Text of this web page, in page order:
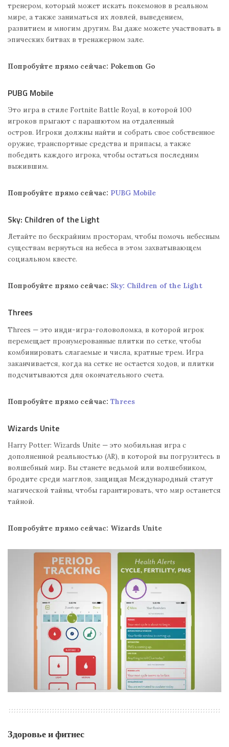
тренером, который может искать покемонов в реальном
мире, а также заниматься их ловлей, выведением,
развитием и многим другим. Вы даже можете участвовать в
эпических битвах в тренажерном зале.
Попробуйте прямо сейчас: Pokemon Go
PUBG Mobile
Это игра в стиле Fortnite Battle Royal, в которой 100
игроков прыгают с парашютом на отдаленный
остров. Игроки должны найти и собрать свое собственное
оружие, транспортные средства и припасы, а также
победить каждого игрока, чтобы остаться последним
выжившим.
Попробуйте прямо сейчас: PUBG Mobile
Sky: Children of the Light
Летайте по бескрайним просторам, чтобы помочь небесным
существам вернуться на небеса в этом захватывающем
социальном квесте.
Попробуйте прямо сейчас: Sky: Children of the Light
Threes
Threes — это инди-игра-головоломка, в которой игрок
перемещает пронумерованные плитки по сетке, чтобы
комбинировать слагаемые и числа, кратные трем. Игра
заканчивается, когда на сетке не остается ходов, и плитки
подсчитываются для окончательного счета.
Попробуйте прямо сейчас: Threes
Wizards Unite
Harry Potter: Wizards Unite — это мобильная игра с
дополненной реальностью (AR), в которой вы погрузитесь в
волшебный мир. Вы станете ведьмой или волшебником,
бродите среди магглов, защищая Международный статут
магической тайны, чтобы гарантировать, что мир останется
тайной.
Попробуйте прямо сейчас: Wizards Unite
Здоровье и фитнес